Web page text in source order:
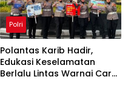
Polri
Polantas Karib Hadir,
Edukasi Keselamatan
Berlalu Lintas Warnai Car